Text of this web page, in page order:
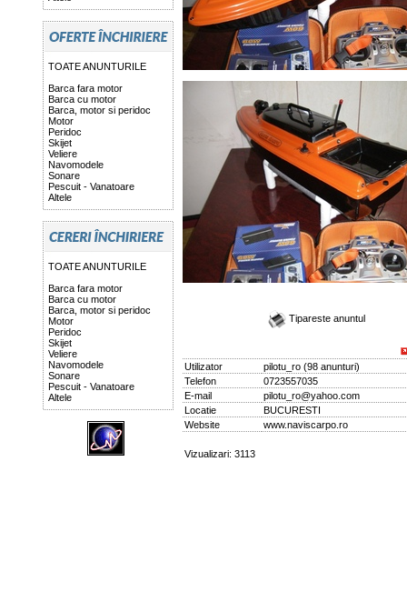
TOATE ANUNTURILE
Barca fara motor
Barca cu motor
Barca, motor si peridoc
Motor
Peridoc
Skijet
Veliere
Navomodele
Sonare
Pescuit - Vanatoare
Altele
TOATE ANUNTURILE
Barca fara motor
Barca cu motor
Barca, motor si peridoc
Motor
Peridoc
Skijet
Veliere
Navomodele
Sonare
Pescuit - Vanatoare
Altele
Tipareste anuntul
Utilizator pilotu_ro(98 anunturi)
Telefon
0723557035
E-mail
pilotu_ro@yahoo.com
Locatie
BUCURESTI
Website
www.naviscarpo.ro
Vizualizari: 3113